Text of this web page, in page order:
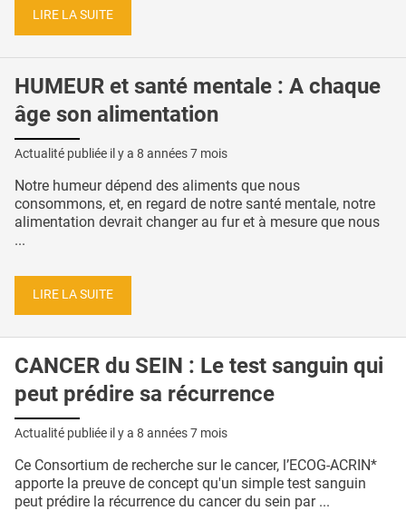
LIRE LA SUITE
HUMEUR et santé mentale : A chaque
âge son alimentation
Actualité publiée il y a 8 années 7 mois
Notre humeur dépend des aliments que nous
consommons, et, en regard de notre santé mentale, notre
alimentation devrait changer au fur et à mesure que nous
...
LIRE LA SUITE
CANCER du SEIN : Le test sanguin qui
peut prédire sa récurrence
Actualité publiée il y a 8 années 7 mois
Ce Consortium de recherche sur le cancer, l’ECOG-ACRIN*
apporte la preuve de concept qu'un simple test sanguin
peut prédire la récurrence du cancer du sein par ...